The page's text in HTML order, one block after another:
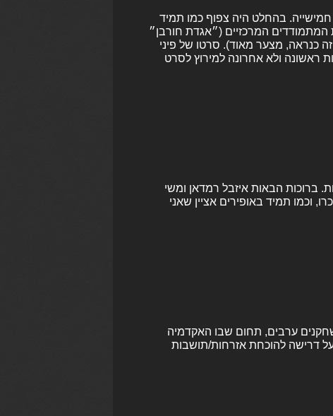
בהחלט היה צפוף כמו תמיד
המרכזיים (״אגדת חורבן״
מצער מאוד). סרטו של פיני
ראשונה ולא אחרונה למירוץ לסרט
ברוכות הבאות איזבל רמדאן ומשי
וכמו תמיד באופירים אציין שאני
ערבים, תחום שבו האקדמיה
על דרישה להוכחת אזרחות/תושבות